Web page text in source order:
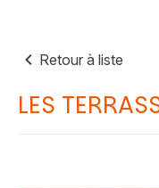
Retour à liste
LES